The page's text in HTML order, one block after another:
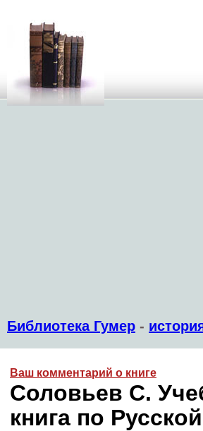
Библиотека Гумер -
Ваш комментарий о книге
Соловьев С.
книга по